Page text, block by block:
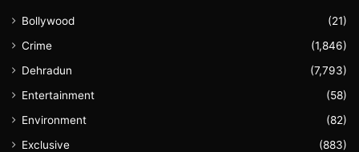
Bollywood
(21)
Crime
(1,846)
Dehradun
(7,793)
Entertainment
(58)
Environment
(82)
Exclusive
(883)